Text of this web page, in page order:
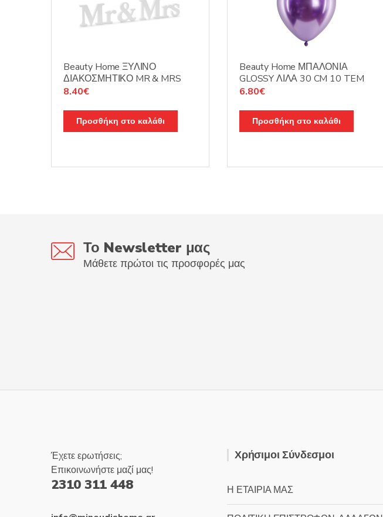
Beauty Home ΞΥΛΙΝΟ
ΔΙΑΚΟΣΜΗΤΙΚΟ MR & MRS
8.40€
Προσθήκη στο καλάθι
Beauty Home ΜΠΑΛΟΝΙΑ
GLOSSY ΛΙΛΑ 30 CM 10 TEM
6.80€
Προσθήκη στο καλάθι
Το Newsletter μας
Μάθετε πρώτοι τις προσφορές μας
Έχετε ερωτήσεις;
Επικοινωνήστε μαζί μας!
2310 311 448
Χρήσιμοι Σύνδεσμοι
Η ΕΤΑΙΡΙΑ ΜΑΣ